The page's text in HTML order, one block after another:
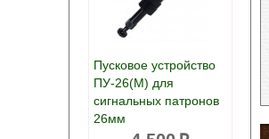
Пусковое устройство
ПУ-26(М) для
сигнальных патронов
26мм